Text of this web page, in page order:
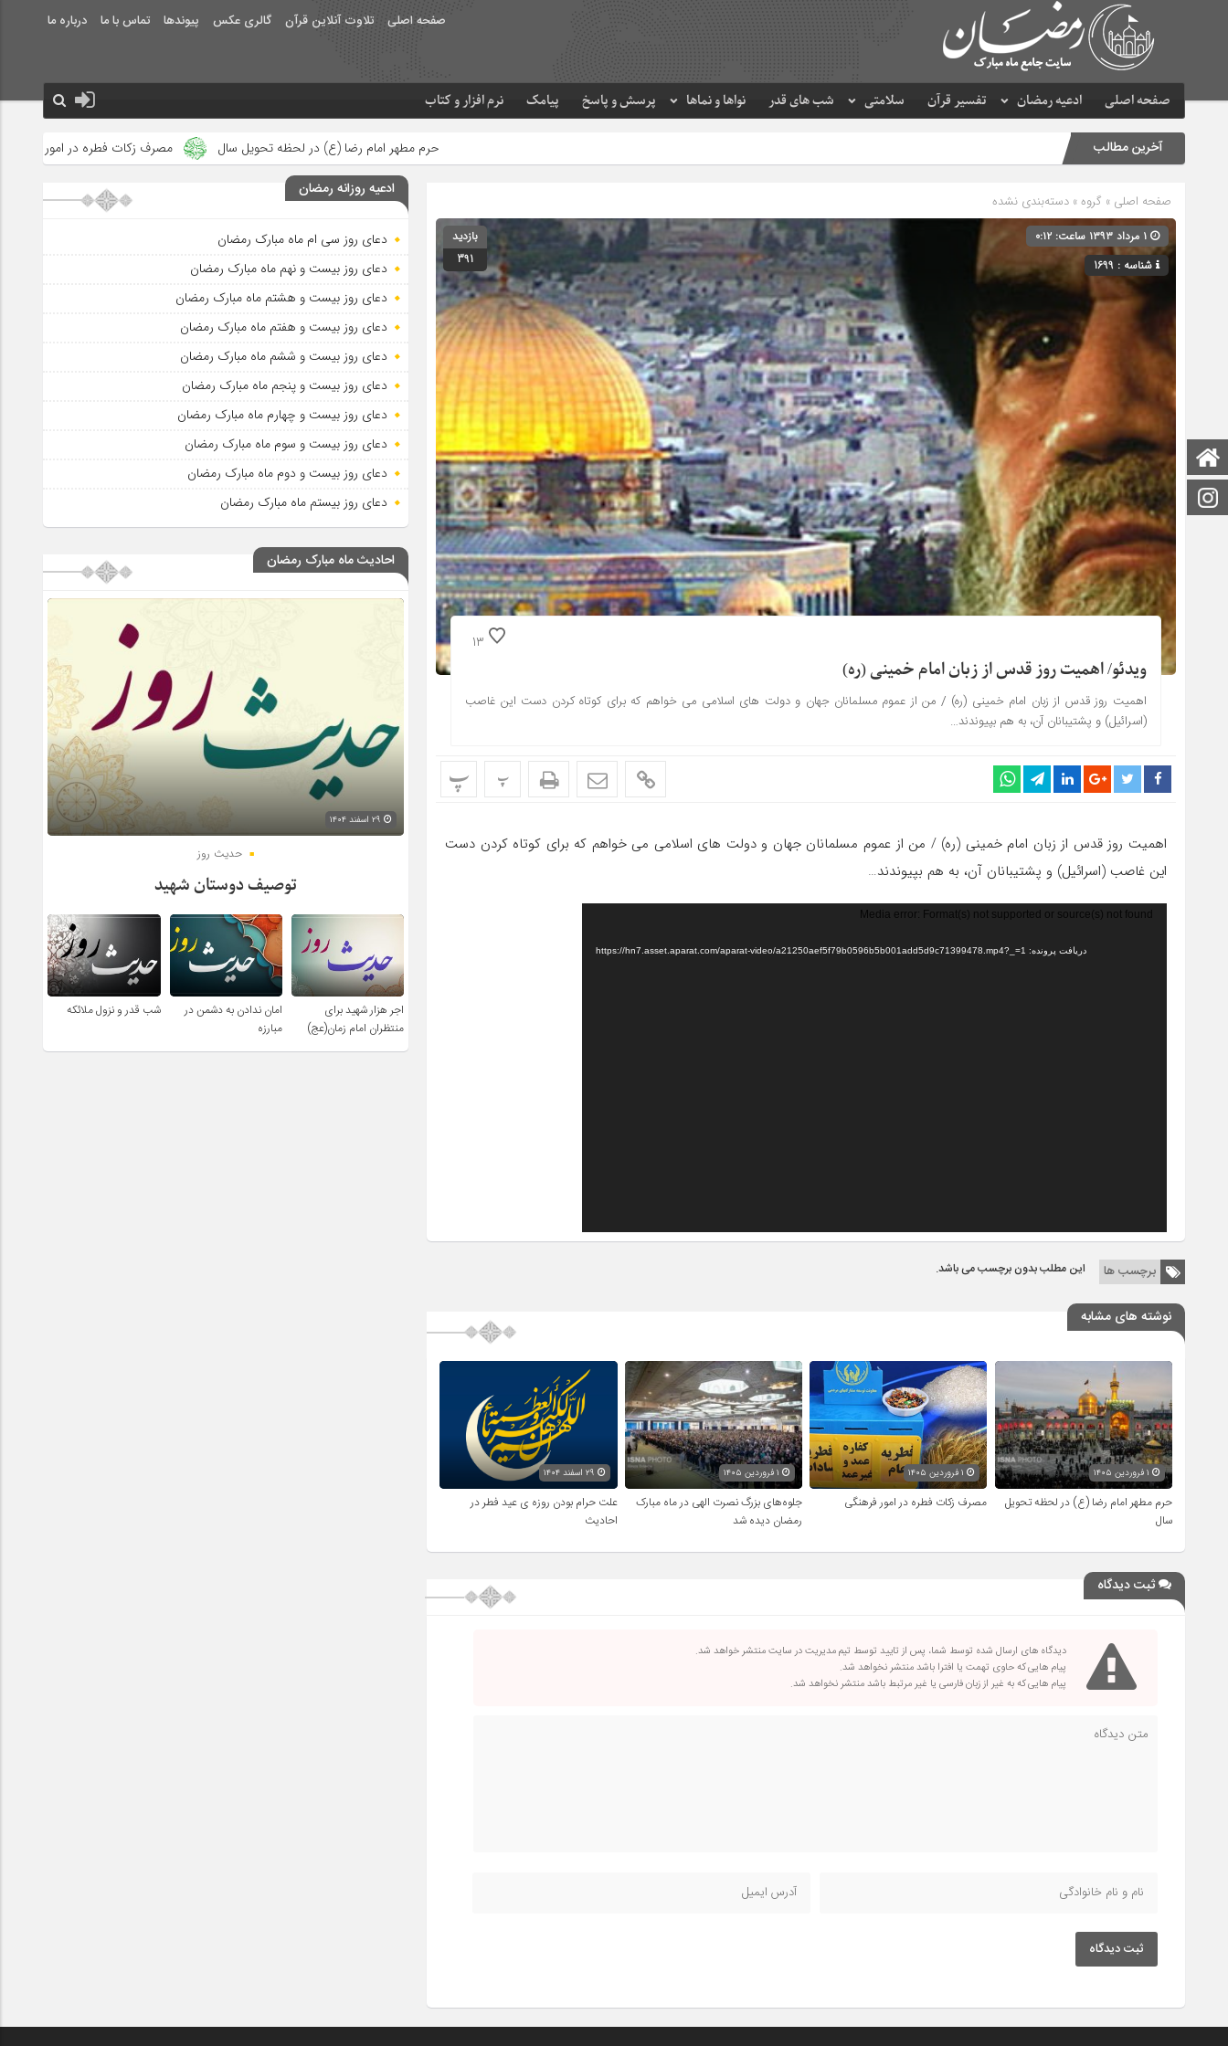
صفحه اصلی تلاوت آنلاین قرآن گالری عکس پیوندها تماس با ما درباره ما
صفحه اصلی ادعیه رمضان تفسیر قرآن سلامتی شب های قدر نواها و نماها پرسش و پاسخ پیامک نرم افزار و کتاب
صفحه اصلی
اینستاگرام
آخرین مطالب حرم مطهر امام رضا (ع) در لحظه تحویل سال مصرف زکات فطره در امور فرهنگی جلوه‌های بزرگ
صفحه اصلی » گروه » دسته‌بندی نشده
شناسه : 1699
بازدید
391
13
ویدئو/ اهمیت روز قدس از زبان امام خمینی (ره)
اهمیت روز قدس از زبان امام خمینی (ره) / من از عموم مسلمانان جهان و دولت هاى اسلامى مى خواهم که براى کوتاه کردن دست این غاصب
(اسرائیل) و پشتیبانان آن، به هم بپیوندند…
پ پ
اهمیت روز قدس از زبان امام خمینی (ره) / من از عموم مسلمانان جهان و دولت هاى اسلامى مى خواهم که براى کوتاه کردن دست
این غاصب (اسرائیل) و پشتیبانان آن، به هم بپیوندند…
نمایشگر
Media error: Format(s) not supported or source(s) not found
دریافت پرونده: https://hn7.asset.aparat.com/aparat-video/a21250aef5f79b0596b5b001add5d9c71399478.mp4?_=1
برچسب ها این مطلب بدون برچسب می باشد.
نوشته های مشابه
حرم مطهر امام رضا (ع) در لحظه تحویل
سال
۱ فروردین ۱۴۰۵
مصرف زکات فطره در امور فرهنگی
جلوه‌های بزرگ نصرت الهی در ماه مبارک
رمضان دیده شد
علت حرام بودن روزه ی عید فطر در
احادیث
ثبت دیدگاه
دیدگاه های ارسال شده توسط شما، پس از تایید توسط تیم مدیریت در سایت منتشر خواهد شد.
پیام هایی که حاوی تهمت یا افترا باشد منتشر نخواهد شد.
پیام هایی که به غیر از زبان فارسی یا غیر مرتبط باشد منتشر نخواهد شد.
ثبت دیدگاه
ادعیه روزانه رمضان
دعای روز سی ام ماه مبارک رمضان
دعای روز بیست و نهم ماه مبارک رمضان
دعای روز بیست و هشتم ماه مبارک رمضان
دعای روز بیست و هفتم ماه مبارک رمضان
دعای روز بیست و ششم ماه مبارک رمضان
دعای روز بیست و پنجم ماه مبارک رمضان
دعای روز بیست و چهارم ماه مبارک رمضان
دعای روز بیست و سوم ماه مبارک رمضان
دعای روز بیست و دوم ماه مبارک رمضان
دعای روز بیستم ماه مبارک رمضان
احادیث ماه مبارک رمضان
حدیث روز
توصیف دوستان شهید
اجر هزار شهید برای
منتظران امام زمان(عج)
امان ندادن به دشمن در
مبارزه
شب قدر و نزول ملائکه